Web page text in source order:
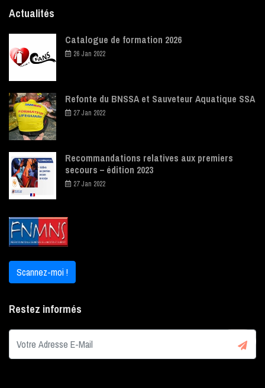
Actualités
Catalogue de formation 2026
26 Jan 2022
Refonte du BNSSA et Sauveteur Aquatique SSA
27 Jan 2022
Recommandations relatives aux premiers
secours – édition 2023
27 Jan 2022
Scannez-moi !
Restez informés